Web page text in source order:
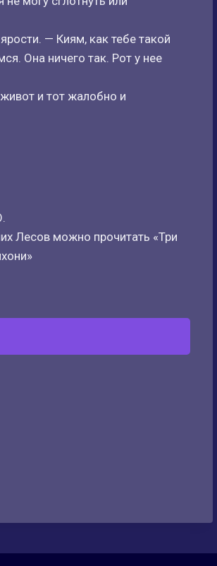
— Киям, как тебе такой
Она ничего так. Рот у нее
и тот жалобно и
Лесов можно прочитать «Три